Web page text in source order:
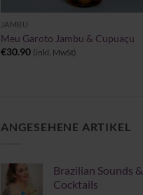
JAMBU
Meu Garoto Jambu & Cupuaçu
€30.90 (inkl. MwSt)
ANGESEHENE ARTIKEL
Brazilian Sounds &
Cocktails